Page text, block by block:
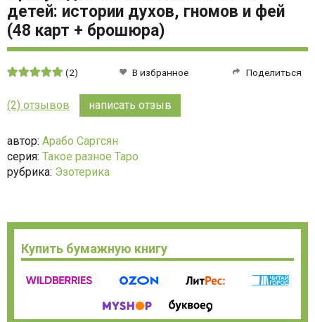
детей: истории духов, гномов и фей
(48 карт + брошюра)
Средняя
из
(2) В избранное Поделиться
(2) отзывов написать отзыв
автор: Арабо Саргсян
серия: Такое разное Таро
рубрика: Эзотерика
Купить бумажную книгу